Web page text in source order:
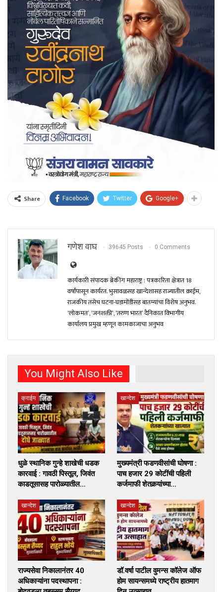
Share Facebook Twitter Google+
गणेश वाघ 39645 Posts 0 Comments
कार्यकारी संपादक ब्रेकींग महाराष्ट्र : पत्रकारिता क्षेत्रात 18
वर्षांपासून कार्यरत. भुसावळसह खान्देशासह राज्यातील क्राईम,
राजकीय तसेच घटना-घडामोंडीसह बातम्यांचा विशेष अनुभव.
‘लोकमत’, ‘जनशक्ती’, ‘तरुण भारत’ दैनिकात विभागीय
कार्यालय प्रमुख म्हणून कामकाजाचा अनुभव
You Might Also Like
क्राईम
धुळे स्थानिक गुन्हे शाखेची धडक
कारवाई : गावठी पिस्तूल, जिवंत
काडतूसासह पारोळ्यातील…
खान्देश
मुख्यमंत्री फडणवीसांची घोषणा :
पाच हजार 29 कोटींची पहिली
कर्जमाफी शेतकर्‍यांच्या…
खान्देश
राज्यसेवा निकालानंतर 40
अधिकाऱ्यांना पदस्थापना :
खान्देश
डॉ.वर्षा पाटील वुमन्स कॉलेज ऑफ
होम सायन्समध्ये राष्ट्रीय हातमाग